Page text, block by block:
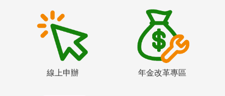
線上申辦 年金改革專區